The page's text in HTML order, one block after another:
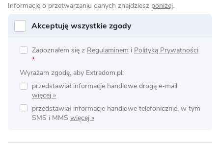
Informację o przetwarzaniu danych znajdziesz poniżej.
Akceptuję wszystkie zgody
Zapoznałem się z Regulaminem i Polityką Prywatności
*
Wyrażam zgodę, aby Extradom.pl:
przedstawiał informacje handlowe drogą e-mail
przedstawiał informacje handlowe telefonicznie, w tym
SMS i MMS